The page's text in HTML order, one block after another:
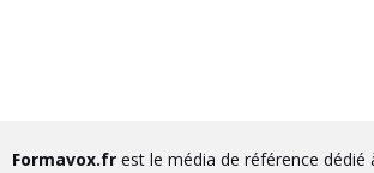
Formavox.fr est le média de référence dédié